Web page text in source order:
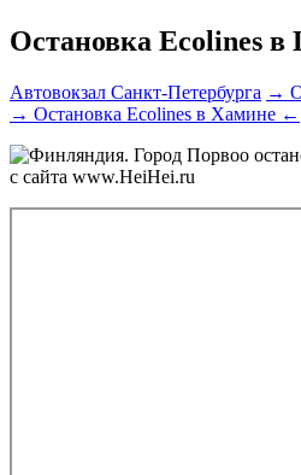
Остановка Ecolines в
Автовокзал Санкт-Петербурга →
→ Остановка Ecolines в Хамине ←